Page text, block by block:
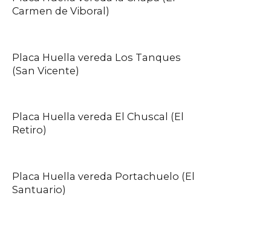
Carmen de Viboral)
Placa Huella vereda Los Tanques
(San Vicente)
Placa Huella vereda El Chuscal (El
Retiro)
Placa Huella vereda Portachuelo (El
Santuario)